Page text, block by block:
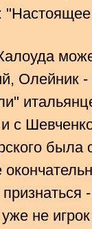
Олейник -
с
была
не